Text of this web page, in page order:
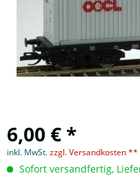
6,00 € *
inkl. MwSt.zzgl. Versandkosten **
Sofort versandfertig,